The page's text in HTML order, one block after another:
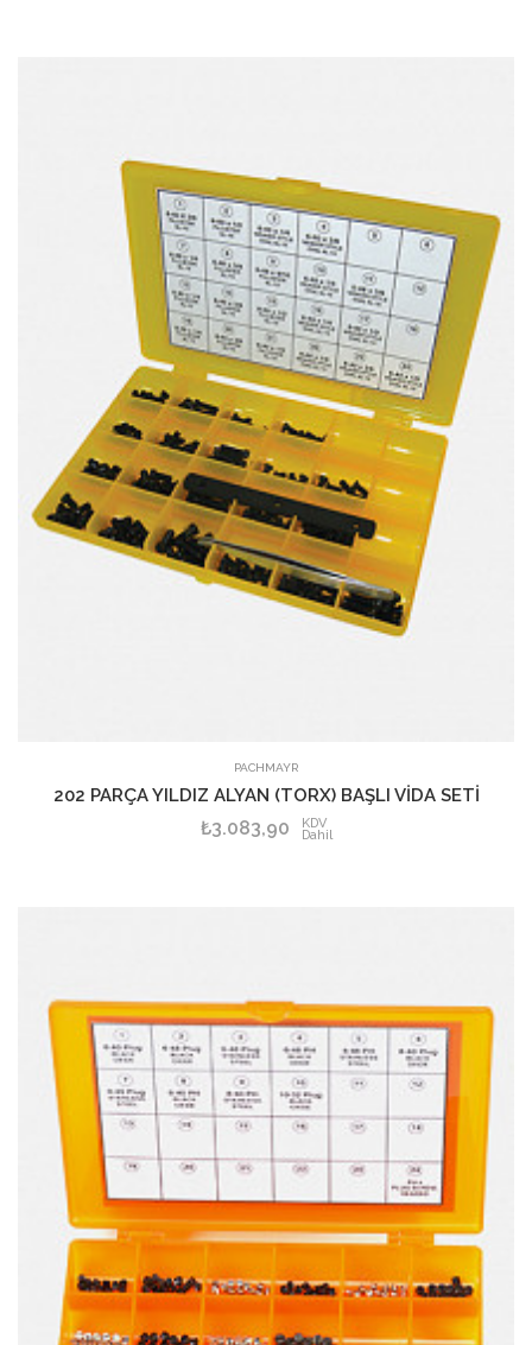
SEPETE EKLE
PACHMAYR
202 PARÇA YILDIZ ALYAN (TORX) BAŞLI VİDA SETİ
₺3.083,90 KDV
Dahil